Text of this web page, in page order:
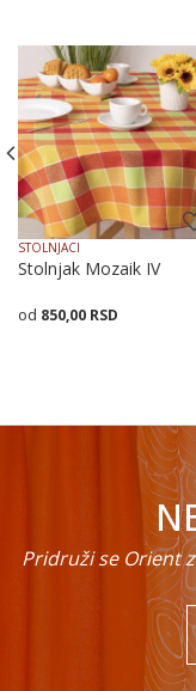
Poruka
STOLNJACI
Stolnjak Mozaik IV
850,00 RSD
Dodaj u korpu
Pridruži se Orient